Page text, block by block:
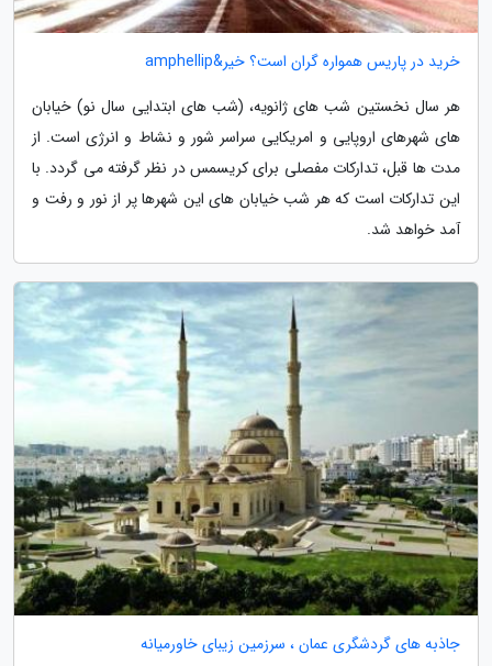
خرید در پاریس همواره گران است؟ خیر&amphellip
هر سال نخستین شب های ژانویه، (شب های ابتدایی سال نو) خیابان
های شهرهای اروپایی و امریکایی سراسر شور و نشاط و انرژی است. از
مدت ها قبل، تدارکات مفصلی برای کریسمس در نظر گرفته می گردد. با
این تدارکات است که هر شب خیابان های این شهرها پر از نور و رفت و
آمد خواهد شد.
جاذبه های گردشگری عمان ، سرزمین زیبای خاورمیانه